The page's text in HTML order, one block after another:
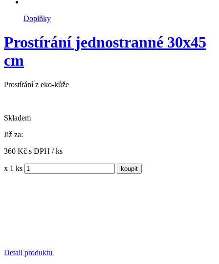
Doplňky
Prostírání jednostranné 30x45
cm
Prostírání z eko-kůže
Skladem
Již za:
360 Kč s DPH / ks
x 1 ks
Detail produktu